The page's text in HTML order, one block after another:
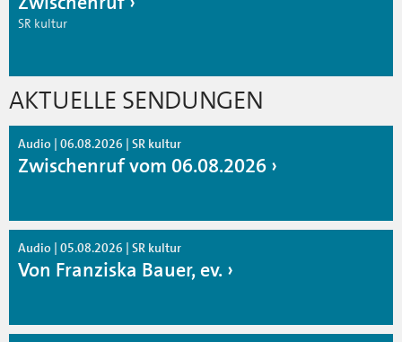
SR kultur
AKTUELLE SENDUNGEN
Audio | 06.08.2026 | SR kultur
Zwischenruf vom 06.08.2026
Audio | 05.08.2026 | SR kultur
Von Franziska Bauer, ev.